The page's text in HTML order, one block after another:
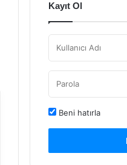
Kayıt Ol
Beni hatırla